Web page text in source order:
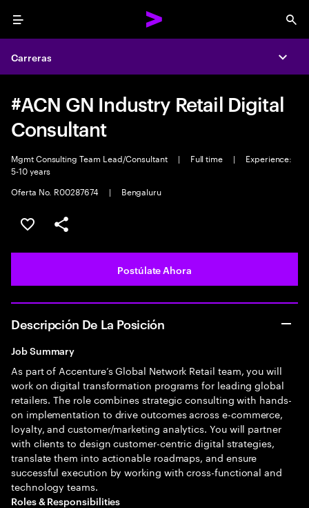
Menu
Carreras
#ACN GN Industry Retail Digital
Consultant
Mgmt Consulting Team Lead/Consultant | Full time |
Experience:
5-10 years
Oferta No. R00287674
| Bengaluru
Guardar este empleo
Compartir este empleo
Postúlate Ahora
Descripción De La Posición
Job Summary
As part of Accenture’s Global Network Retail team, you will
work on digital transformation programs for leading global
retailers. The role combines strategic consulting with hands-
on implementation to drive outcomes across e-commerce,
loyalty, and customer/marketing analytics. You will partner
with clients to design customer-centric digital strategies,
translate them into actionable roadmaps, and ensure
successful execution by working with cross-functional and
technology teams.
Roles & Responsibilities